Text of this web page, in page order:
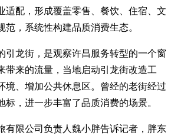
适配，形成覆盖零售、餐饮、住宿、文
范，系统性构建品质消费生态。
引龙街，是观察许昌服务转型的一个窗
带来的流量，当地启动引龙街改造工
境、增加公共休息区。曾经的老街经过
标，进一步丰富了品质消费的场景。
有限公司负责人魏小胖告诉记者，胖东